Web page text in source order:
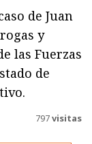
de Juan
y
las Fuerzas
de
797visitas